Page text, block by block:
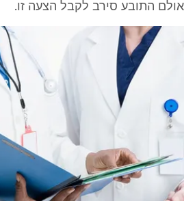
אולם התובע סירב לקבל הצעה זו.